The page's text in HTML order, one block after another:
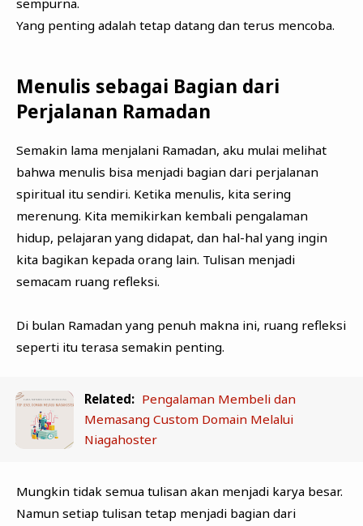
sempurna.
Yang penting adalah tetap datang dan terus mencoba.
Menulis sebagai Bagian dari
Perjalanan Ramadan
Semakin lama menjalani Ramadan, aku mulai melihat
bahwa menulis bisa menjadi bagian dari perjalanan
spiritual itu sendiri. Ketika menulis, kita sering
merenung. Kita memikirkan kembali pengalaman
hidup, pelajaran yang didapat, dan hal-hal yang ingin
kita bagikan kepada orang lain. Tulisan menjadi
semacam ruang refleksi.
Di bulan Ramadan yang penuh makna ini, ruang refleksi
seperti itu terasa semakin penting.
Related: Pengalaman Membeli dan
Memasang Custom Domain Melalui
Niagahoster
Mungkin tidak semua tulisan akan menjadi karya besar.
Namun setiap tulisan tetap menjadi bagian dari